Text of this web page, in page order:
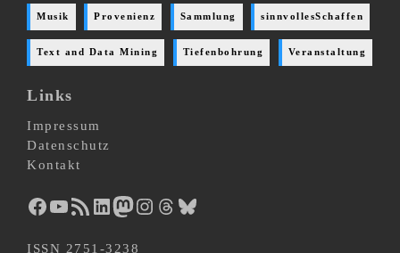
Musik Provenienz Sammlung sinnvollesSchaffen
Text and Data Mining Tiefenbohrung Veranstaltung
Links
Impressum
Datenschutz
Kontakt
Facebook YouTube RSS-Feed LinkedIn Mastodon Instagram Threads Bluesky
ISSN 2751-3238